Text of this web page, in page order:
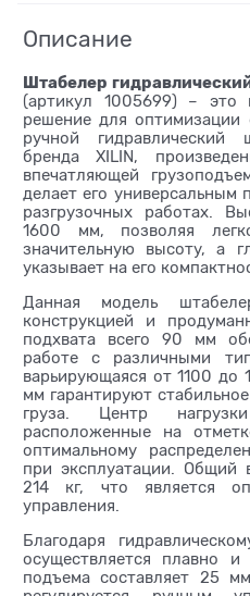
Описание
Штабелер
(артикул 1005699) – это
решение для оптимизации
ручной гидравлический
бренда XILIN,
впечатляющей
делает его
разгрузочных работах.
1600 мм, позволяя
значительную высоту, а
указывает на его
Данная модель
конструкцией и
подхвата всего 90 мм
работе с различными
варьирующаяся от 1100
мм гарантируют
груза. Центр
расположенные на
оптимальному
при эксплуатации. Общий
214 кг, что является
управления.
Благодаря
осуществляется плавно и
подъема составляет 25